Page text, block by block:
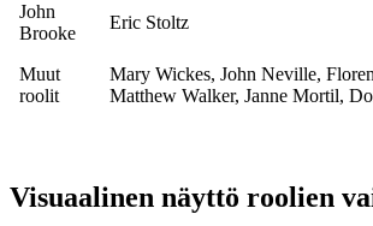
John
Brooke
Eric Stoltz
Muut
roolit
Mary Wickes, John Neville,
Matthew Walker, Janne Mortil,
Visuaalinen näyttö roolien